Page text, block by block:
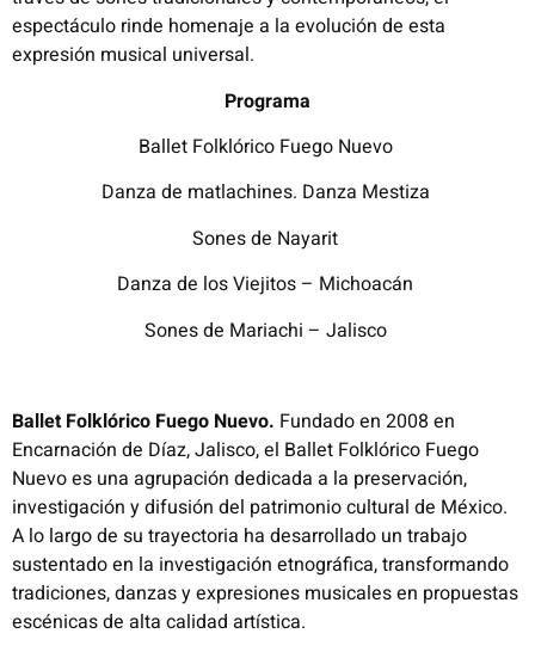
espectáculo rinde homenaje a la evolución de esta
expresión musical universal.
Programa
Ballet Folklórico Fuego Nuevo
Danza de matlachines. Danza Mestiza
Sones de Nayarit
Danza de los Viejitos – Michoacán
Sones de Mariachi – Jalisco
Ballet Folklórico Fuego Nuevo. Fundado en 2008 en
Encarnación de Díaz, Jalisco, el Ballet Folklórico Fuego
Nuevo es una agrupación dedicada a la preservación,
investigación y difusión del patrimonio cultural de México.
A lo largo de su trayectoria ha desarrollado un trabajo
sustentado en la investigación etnográfica, transformando
tradiciones, danzas y expresiones musicales en propuestas
escénicas de alta calidad artística.